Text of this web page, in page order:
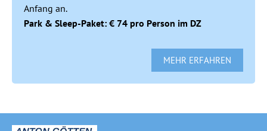
Anfang an.
Park & Sleep-Paket: € 74 pro Person im DZ
MEHR ERFAHREN